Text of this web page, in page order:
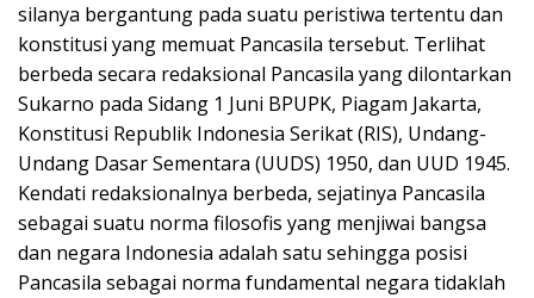
silanya bergantung pada suatu peristiwa tertentu dan
konstitusi yang memuat Pancasila tersebut. Terlihat
berbeda secara redaksional Pancasila yang dilontarkan
Sukarno pada Sidang 1 Juni BPUPK, Piagam Jakarta,
Konstitusi Republik Indonesia Serikat (RIS), Undang-
Undang Dasar Sementara (UUDS) 1950, dan UUD 1945.
Kendati redaksionalnya berbeda, sejatinya Pancasila
sebagai suatu norma filosofis yang menjiwai bangsa
dan negara Indonesia adalah satu sehingga posisi
Pancasila sebagai norma fundamental negara tidaklah